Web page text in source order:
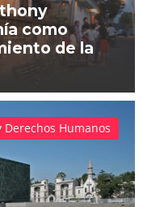
como
de la
Derechos Humanos